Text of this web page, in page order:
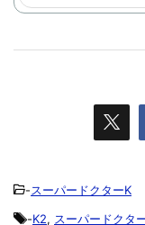
-スーパードクターK
-K2, スーパードクタ